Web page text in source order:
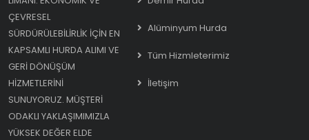
ÇEVRESEL
SÜRDÜRÜLEBILIRLIK IÇIN EN
KAPSAMLI HURDA ALIMI VE
GERI DÖNÜŞÜM
HIZMETLERINI
SUNUYORUZ. MÜŞTERI
ODAKLI YAKLAŞIMIMIZLA
YÜKSEK DEĞER ELDE
Alüminyum Hurda
Tüm Hizmleterimiz
İletişim